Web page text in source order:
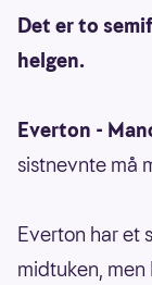
Det er to
helgen.
Everton -
sistnevnte må
Everton har et
midtuken,